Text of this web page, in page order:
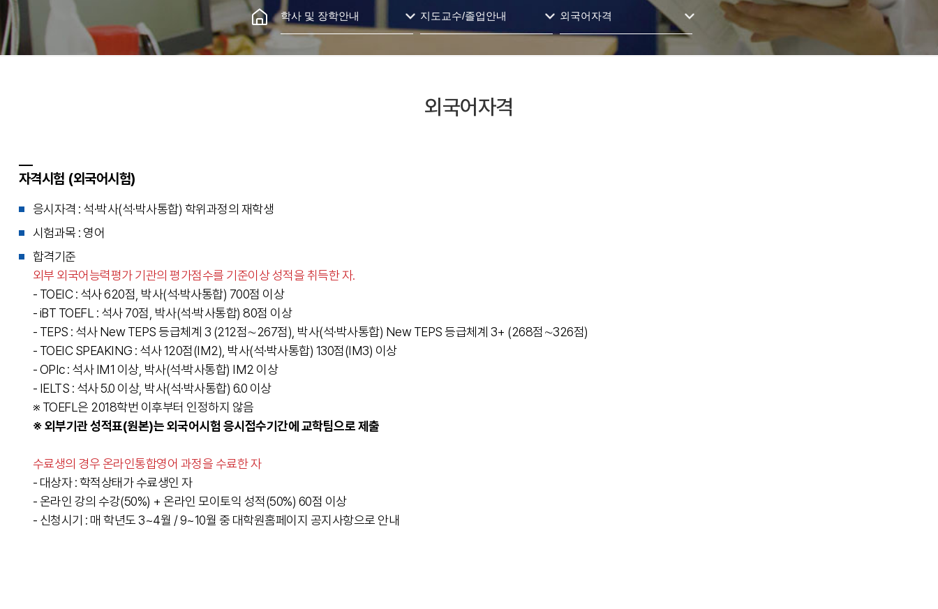
학사 및 장학안내 지도교수/졸업안내 외국어자격
외국어자격
자격시험 (외국어시험)
응시자격 : 석·박사(석·박사통합) 학위과정의 재학생
시험과목 : 영어
합격기준
외부 외국어능력평가 기관의 평가점수를 기준이상 성적을 취득한 자.
- TOEIC : 석사 620점, 박사(석·박사통합) 700점 이상
- iBT TOEFL : 석사 70점, 박사(석·박사통합) 80점 이상
- TEPS : 석사 New TEPS 등급체계 3 (212점∼267점), 박사(석·박사통합) New TEPS 등급체계 3+ (268점∼326점)
- TOEIC SPEAKING : 석사 120점(IM2), 박사(석·박사통합) 130점(IM3) 이상
- OPIc : 석사 IM1 이상, 박사(석·박사통합) IM2 이상
- IELTS : 석사 5.0 이상, 박사(석·박사통합) 6.0 이상
※ TOEFL은 2018학번 이후부터 인정하지 않음
※ 외부기관 성적표(원본)는 외국어시험 응시접수기간에 교학팀으로 제출
수료생의 경우 온라인통합영어 과정을 수료한 자
- 대상자 : 학적상태가 수료생인 자
- 온라인 강의 수강(50%) + 온라인 모이토익 성적(50%) 60점 이상
- 신청시기 : 매 학년도 3~4월 / 9~10월 중 대학원홈페이지 공지사항으로 안내